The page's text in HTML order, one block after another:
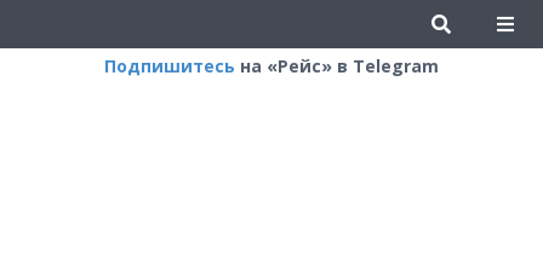
Подпишитесь на «Рейс» в Telegram